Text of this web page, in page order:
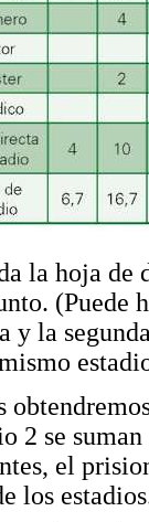
la hoja de
(Puede
y la
2 se
el
los